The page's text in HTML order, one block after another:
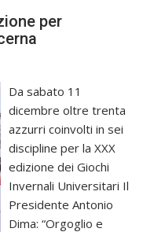
per
Da sabato 11
dicembre oltre trenta
azzurri coinvolti in sei
discipline per la XXX
edizione dei Giochi
Invernali Universitari Il
Presidente Antonio
Dima: “Orgoglio e